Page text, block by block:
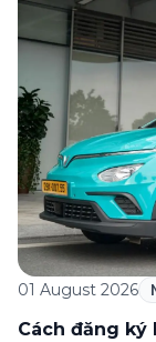
của Green […]
01 August 2026
Cách đăng ký